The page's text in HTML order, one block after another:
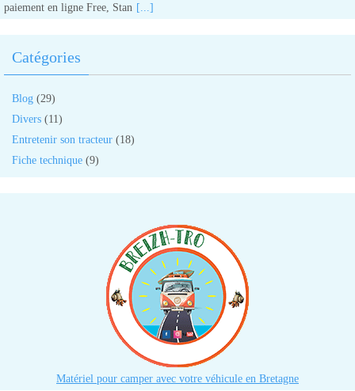
paiement en ligne Free, Stan [...]
Catégories
Blog (29)
Divers (11)
Entretenir son tracteur (18)
Fiche technique (9)
Matériel pour camper avec votre véhicule en Bretagne